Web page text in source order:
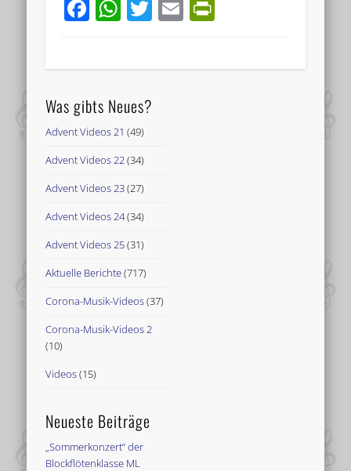
Facebook
WhatsApp
Twitter
Email
Was gibts Neues?
Advent Videos 21 (49)
Advent Videos 22(34)
Advent Videos 23(27)
Advent Videos 24(34)
Advent Videos 25(31)
Aktuelle Berichte(717)
Corona-Musik-Videos(37)
Corona-Musik-Videos 2
(10)
Videos(15)
Neueste Beiträge
„Sommerkonzert“ der
Blockflötenklasse ML